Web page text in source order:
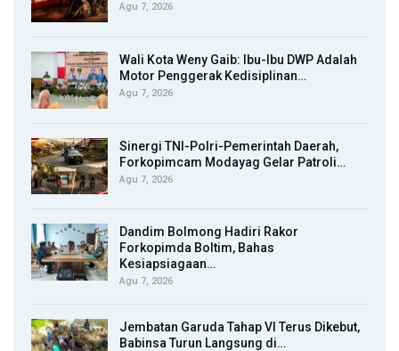
Agu 7, 2026
Wali Kota Weny Gaib: Ibu-Ibu DWP Adalah
Motor Penggerak Kedisiplinan…
Agu 7, 2026
Sinergi TNI-Polri-Pemerintah Daerah,
Forkopimcam Modayag Gelar Patroli…
Agu 7, 2026
Dandim Bolmong Hadiri Rakor
Forkopimda Boltim, Bahas
Kesiapsiagaan…
Agu 7, 2026
Jembatan Garuda Tahap VI Terus Dikebut,
Babinsa Turun Langsung di…